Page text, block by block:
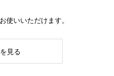
使いいただけます。
見る